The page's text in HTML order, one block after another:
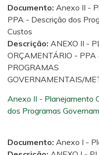
Documento: Anexo II -
PPA - Descrição dos
Custos
Descrição: ANEXO II -
ORÇAMENTÁRIO - PPA
PROGRAMAS
GOVERNAMENTAIS/
Anexo II - Planejamento
dos Programas
Documento: Anexo I -